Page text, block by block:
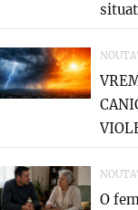
O